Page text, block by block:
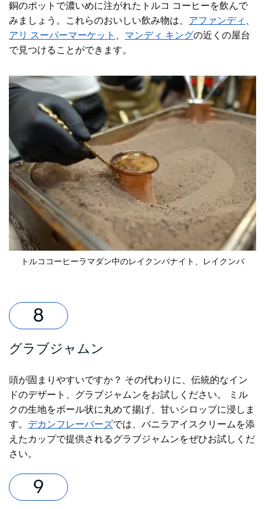
銅のポットで濃いめに注がれたトルコ コーヒーを飲んで
みましょう。これらのおいしい飲み物は、 アファンディ
アリ スーパーマーケット
マンディ キングの近くの屋台
で見つけることができます。
トルココーヒーラマダン中のレイクンバナイト 、レイクンバ
グラブジャムン
頭が固まりやすいですか？ その代わりに、伝統的なイン
ドのデザート、グラブジャムンをお試しください。 ミル
クの生地をボール状に丸めて揚げ、甘いシロップに浸しま
す。 デカンフレーバーズでは、バニラアイスクリームを添
えたカップで提供されるグラブジャムンをぜひお試しくだ
さい。